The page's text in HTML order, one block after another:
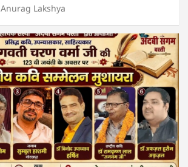
Anurag Lakshya